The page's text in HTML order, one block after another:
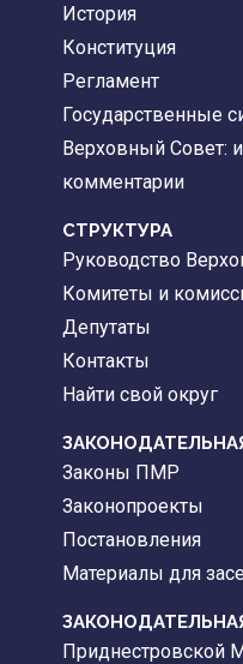
История
Конституция
Регламент
Государственные
Верховный Совет:
комментарии
CТРУКТУРА
Руководство
Комитеты и
Депутаты
Контакты
Найти свой округ
Законы ПМР
Законопроекты
Постановления
Материалы для
Приднестровской